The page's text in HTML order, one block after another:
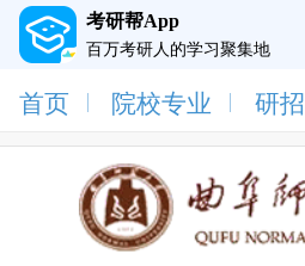
考研帮App
百万考研人的学习聚集地
首页 院校专业 研招